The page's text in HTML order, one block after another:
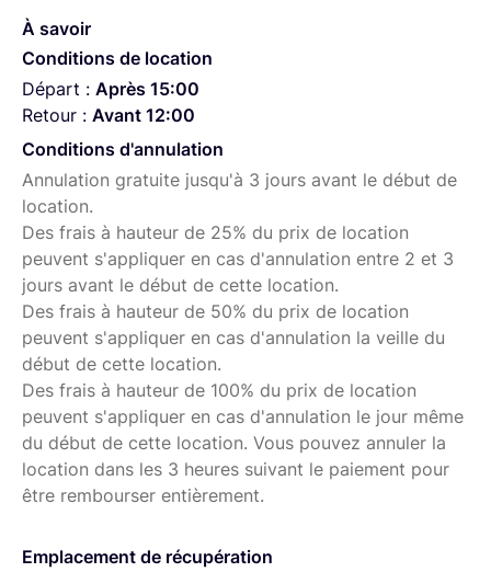
À savoir
Conditions de location
Départ : Après 15:00
Retour : Avant 12:00
Conditions d'annulation
Annulation gratuite jusqu'à 3 jours avant le début de
location.
Des frais à hauteur de 25% du prix de location
peuvent s'appliquer en cas d'annulation entre 2 et 3
jours avant le début de cette location.
Des frais à hauteur de 50% du prix de location
peuvent s'appliquer en cas d'annulation la veille du
début de cette location.
Des frais à hauteur de 100% du prix de location
peuvent s'appliquer en cas d'annulation le jour même
du début de cette location. Vous pouvez annuler la
location dans les 3 heures suivant le paiement pour
être rembourser entièrement.
Emplacement de récupération